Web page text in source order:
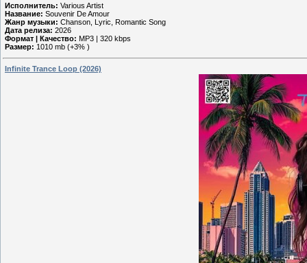
Исполнитель: Various Artist
Название: Souvenir De Amour
Жанр музыки: Chanson, Lyric, Romantic Song
Дата релиза: 2026
Формат | Качество: MP3 | 320 kbps
Размер: 1010 mb (+3% )
Infinite Trance Loop (2026)